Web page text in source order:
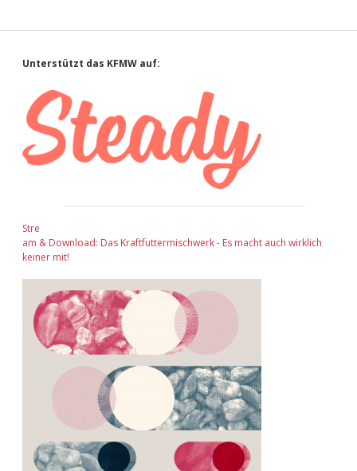
Sidebar
Unterstützt das KFMW auf:
Stre
am & Download: Das Kraftfuttermischwerk - Es macht auch wirklich
keiner mit!